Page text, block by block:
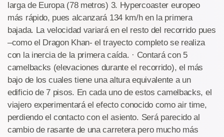
larga de Europa (78 metros) 3. Hypercoaster europeo
más rápido, pues alcanzará 134 km/h en la primera
bajada. La velocidad variará en el resto del recorrido pues
–como el Dragon Khan- el trayecto completo se realiza
con la inercia de la primera caída. · Contará con 5
camelbacks (elevaciones durante el recorrido), el más
bajo de los cuales tiene una altura equivalente a un
edificio de 7 pisos. En cada uno de estos camelbacks, el
viajero experimentará el efecto conocido como air time,
perdiendo el contacto con el asiento. Será parecido al
cambio de rasante de una carretera pero mucho más